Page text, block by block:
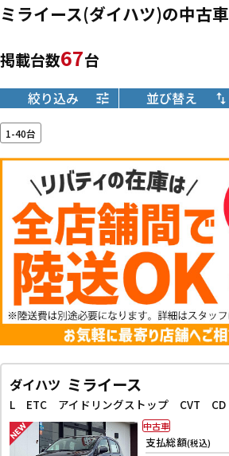
ミライース(ダイハツ)の中古車
掲載台数67台
絞り込み 並び替え
1-40台
ダイハツ ミライース
支払総額(税込)
中古車